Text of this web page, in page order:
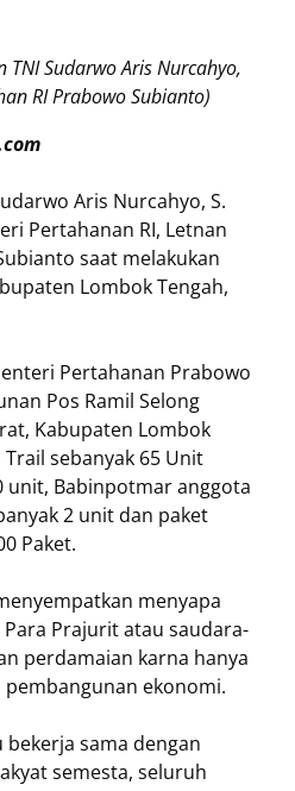
Sudarwo Aris Nurcahyo,
RI Prabowo Subianto)
Aris Nurcahyo, S.
Pertahanan RI, Letnan
saat melakukan
Lombok Tengah,
Pertahanan Prabowo
Pos Ramil Selong
Kabupaten Lombok
sebanyak 65 Unit
unit, Babinpotmar anggota
2 unit dan paket
Paket.
menyapa
Prajurit atau saudara-
perdamaian karna hanya
ekonomi.
sama dengan
semesta, seluruh